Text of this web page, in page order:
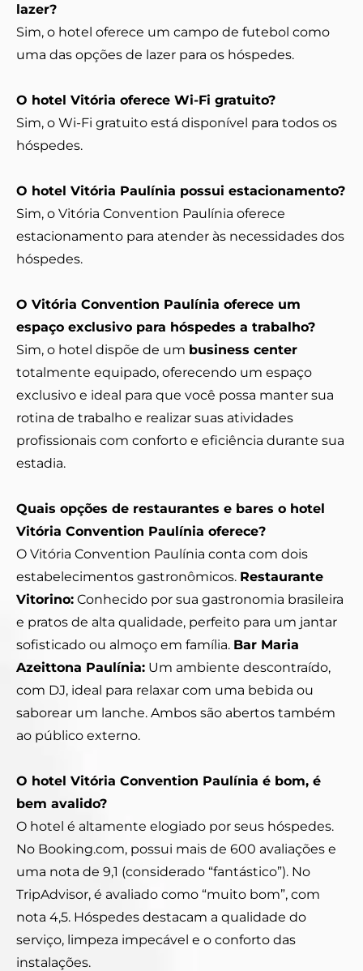
lazer?
Sim, o hotel oferece um campo de futebol como
uma das opções de lazer para os hóspedes.
O hotel Vitória oferece Wi-Fi gratuito?
Sim, o Wi-Fi gratuito está disponível para todos os
hóspedes.
O hotel Vitória Paulínia possui estacionamento?
Sim, o Vitória Convention Paulínia oferece
estacionamento para atender às necessidades dos
hóspedes.
O Vitória Convention Paulínia oferece um
espaço exclusivo para hóspedes a trabalho?
Sim, o hotel dispõe de um business center
totalmente equipado, oferecendo um espaço
exclusivo e ideal para que você possa manter sua
rotina de trabalho e realizar suas atividades
profissionais com conforto e eficiência durante sua
estadia.
Quais opções de restaurantes e bares o hotel
Vitória Convention Paulínia oferece?
O Vitória Convention Paulínia conta com dois
estabelecimentos gastronômicos. Restaurante
Vitorino: Conhecido por sua gastronomia brasileira
e pratos de alta qualidade, perfeito para um jantar
sofisticado ou almoço em família. Bar Maria
Azeittona Paulínia: Um ambiente descontraído,
com DJ, ideal para relaxar com uma bebida ou
saborear um lanche. Ambos são abertos também
ao público externo.
O hotel Vitória Convention Paulínia é bom, é
bem avalido?
O hotel é altamente elogiado por seus hóspedes.
No Booking.com, possui mais de 600 avaliações e
uma nota de 9,1 (considerado “fantástico”). No
TripAdvisor, é avaliado como “muito bom”, com
nota 4,5. Hóspedes destacam a qualidade do
serviço, limpeza impecável e o conforto das
instalações.